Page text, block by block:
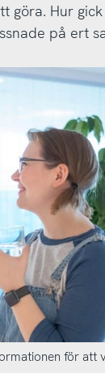
göra. Hur
på ert
för att